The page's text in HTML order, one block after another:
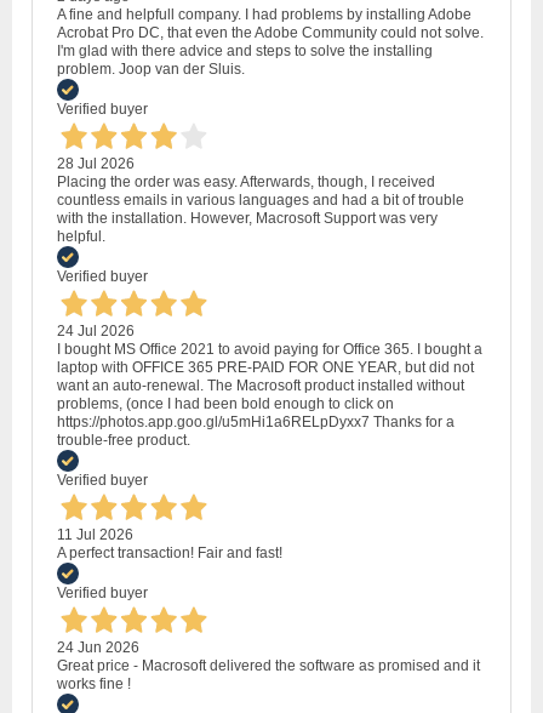
A fine and helpfull company. I had problems by installing Adobe
Acrobat Pro DC, that even the Adobe Community could not solve.
I'm glad with there advice and steps to solve the installing
problem. Joop van der Sluis.
Verified buyer
28 Jul 2026
Placing the order was easy. Afterwards, though, I received
countless emails in various languages and had a bit of trouble
with the installation. However, Macrosoft Support was very
helpful.
Verified buyer
24 Jul 2026
I bought MS Office 2021 to avoid paying for Office 365. I bought a
laptop with OFFICE 365 PRE-PAID FOR ONE YEAR, but did not
want an auto-renewal. The Macrosoft product installed without
problems, (once I had been bold enough to click on
https://photos.app.goo.gl/u5mHi1a6RELpDyxx7 Thanks for a
trouble-free product.
Verified buyer
11 Jul 2026
A perfect transaction! Fair and fast!
Verified buyer
24 Jun 2026
Great price - Macrosoft delivered the software as promised and it
works fine !